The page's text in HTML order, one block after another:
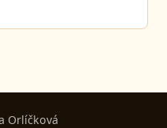
Orlíčková